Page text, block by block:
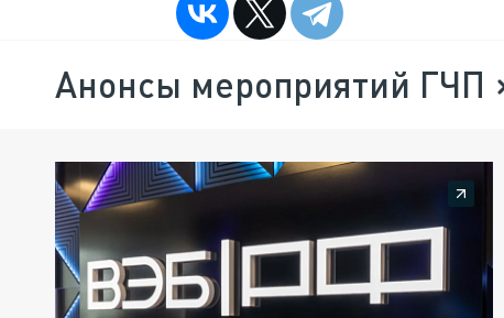
Анонсы мероприятий ГЧП